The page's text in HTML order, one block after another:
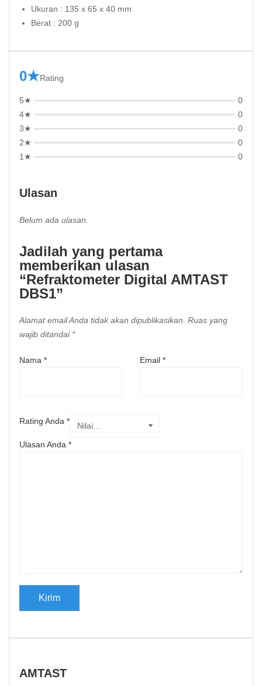
Ukuran : 135 x 65 x 40 mm
Berat : 200 g
0★Rating
5★
0
4★
0
3★
0
2★
0
1★
0
Ulasan
Belum ada ulasan.
Jadilah yang pertama
memberikan ulasan
“Refraktometer Digital AMTAST
DBS1”
Alamat email Anda tidak akan dipublikasikan. Ruas yang
wajib ditandai *
Nama * Email *
Rating Anda *
Ulasan Anda *
AMTAST